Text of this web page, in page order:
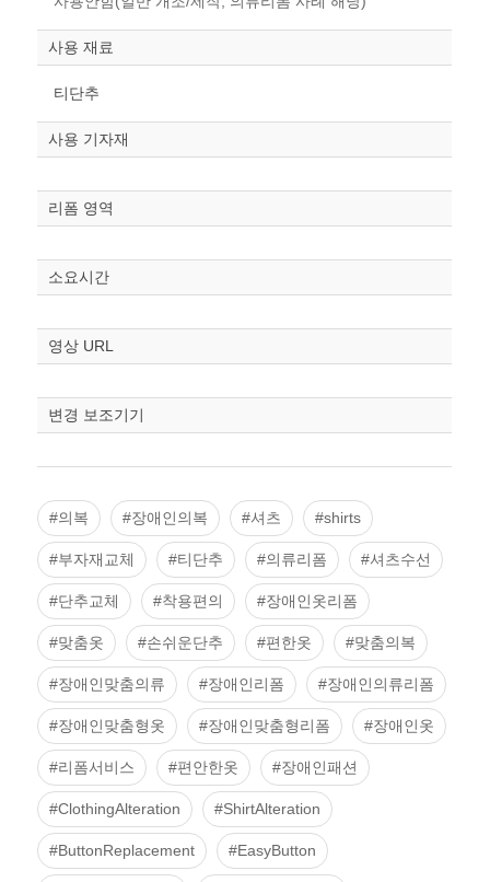
사용 재료
티단추
사용 기자재
리폼 영역
소요시간
영상 URL
변경 보조기기
#의복 #장애인의복 #셔츠 #shirts
#부자재교체 #티단추 #의류리폼 #셔츠수선
#단추교체 #착용편의 #장애인옷리폼
#맞춤옷 #손쉬운단추 #편한옷 #맞춤의복
#장애인맞춤의류 #장애인리폼 #장애인의류리폼
#장애인맞춤형옷 #장애인맞춤형리폼 #장애인옷
#리폼서비스 #편안한옷 #장애인패션
#ClothingAlteration #ShirtAlteration
#ButtonReplacement #EasyButton